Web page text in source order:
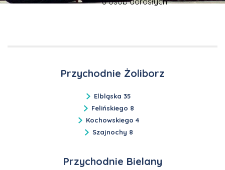
Przychodnie Żoliborz
Elbląska 35
Felińskiego 8
Kochowskiego 4
Szajnochy 8
Przychodnie Bielany